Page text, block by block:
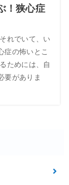
！狭心症
れでいて、い
症の怖いとこ
ためには、自
要がありま